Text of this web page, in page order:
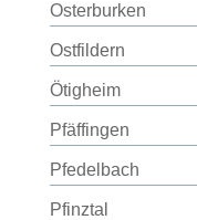
Osterburken
Ostfildern
Ötigheim
Pfäffingen
Pfedelbach
Pfinztal